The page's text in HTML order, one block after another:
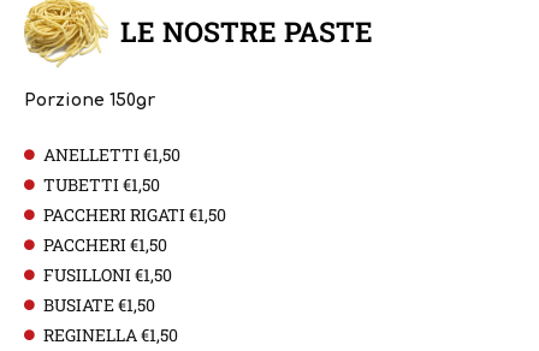
LE NOSTRE PASTE
Porzione 150gr
ANELLETTI €1,50
TUBETTI €1,50
PACCHERI RIGATI €1,50
PACCHERI €1,50
FUSILLONI €1,50
BUSIATE €1,50
REGINELLA €1,50